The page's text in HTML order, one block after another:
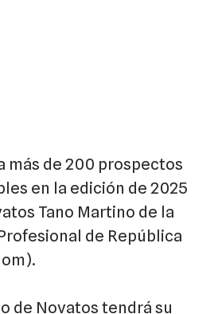
más de 200 prospectos
en la edición de 2025
Tano Martino de la
de República
de Novatos tendrá su